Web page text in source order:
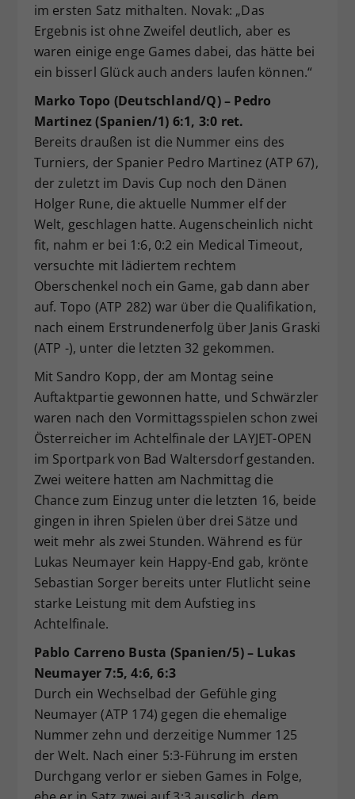
im ersten Satz mithalten. Novak: „Das
Ergebnis ist ohne Zweifel deutlich, aber es
waren einige enge Games dabei, das hätte bei
ein bisserl Glück auch anders laufen können.“
Marko Topo (Deutschland/Q) – Pedro
Martinez (Spanien/1) 6:1, 3:0 ret.
Bereits draußen ist die Nummer eins des
Turniers, der Spanier Pedro Martinez (ATP 67),
der zuletzt im Davis Cup noch den Dänen
Holger Rune, die aktuelle Nummer elf der
Welt, geschlagen hatte. Augenscheinlich nicht
fit, nahm er bei 1:6, 0:2 ein Medical Timeout,
versuchte mit lädiertem rechtem
Oberschenkel noch ein Game, gab dann aber
auf. Topo (ATP 282) war über die Qualifikation,
nach einem Erstrundenerfolg über Janis Graski
(ATP -), unter die letzten 32 gekommen.
Mit Sandro Kopp, der am Montag seine
Auftaktpartie gewonnen hatte, und Schwärzler
waren nach den Vormittagsspielen schon zwei
Österreicher im Achtelfinale der LAYJET-OPEN
im Sportpark von Bad Waltersdorf gestanden.
Zwei weitere hatten am Nachmittag die
Chance zum Einzug unter die letzten 16, beide
gingen in ihren Spielen über drei Sätze und
weit mehr als zwei Stunden. Während es für
Lukas Neumayer kein Happy-End gab, krönte
Sebastian Sorger bereits unter Flutlicht seine
starke Leistung mit dem Aufstieg ins
Achtelfinale.
Pablo Carreno Busta (Spanien/5) – Lukas
Neumayer 7:5, 4:6, 6:3
Durch ein Wechselbad der Gefühle ging
Neumayer (ATP 174) gegen die ehemalige
Nummer zehn und derzeitige Nummer 125
der Welt. Nach einer 5:3-Führung im ersten
Durchgang verlor er sieben Games in Folge,